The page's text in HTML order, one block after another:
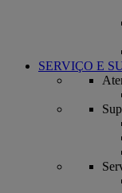
SERVIÇO E